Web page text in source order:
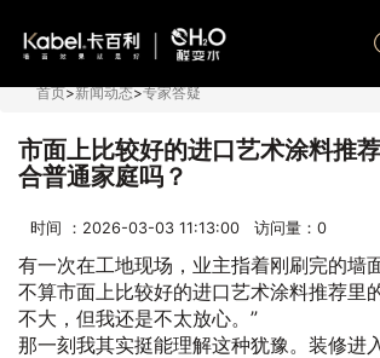
首页>新闻动态>专家答疑
市面上比较好的进口艺术涂料推
合普通家庭吗？
时间 ：2026-03-03 11:13:00 访问量： 0
有一次在工地现场，业主指着刚刷完的墙
不算市面上比较好的进口艺术涂料推荐里
不大，但我还是不太放心。”
那一刻我其实挺能理解这种犹豫。装修进